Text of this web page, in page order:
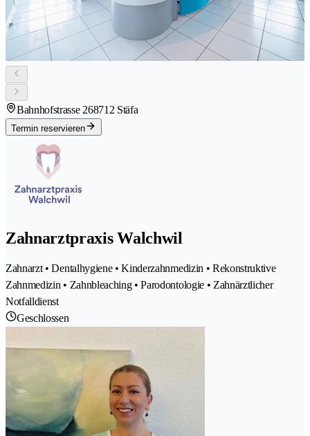
Bahnhofstrasse 268712 Stäfa
Termin reservieren
Zahnarztpraxis Walchwil
Zahnarzt • Dentalhygiene • Kinderzahnmedizin • Rekonstruktive
Zahnmedizin • Zahnbleaching • Parodontologie • Zahnärztlicher
Notfalldienst
Geschlossen